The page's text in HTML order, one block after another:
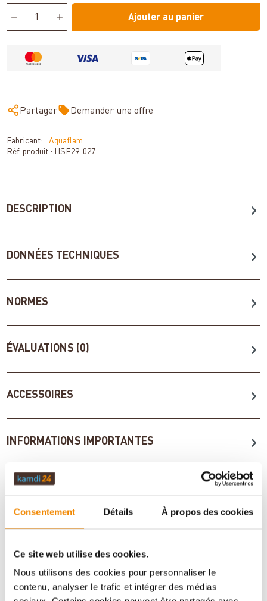
Consentement Détails À propos des cookies
Ce site web utilise des cookies.
Nous utilisons des cookies pour personnaliser le
contenu, analyser le trafic et intégrer des médias
Ajouter au panier
Partager Demander une offre
Fabricant:
Aquaflam
Réf. produit : HSF29-027
DESCRIPTION
DONNÉES TECHNIQUES
NORMES
ÉVALUATIONS (0)
ACCESSOIRES
INFORMATIONS IMPORTANTES